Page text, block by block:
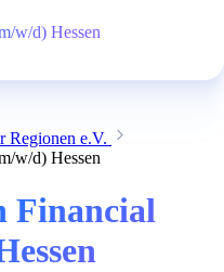
w/d) Hessen
Regionen e.V.
w/d) Hessen
Financial